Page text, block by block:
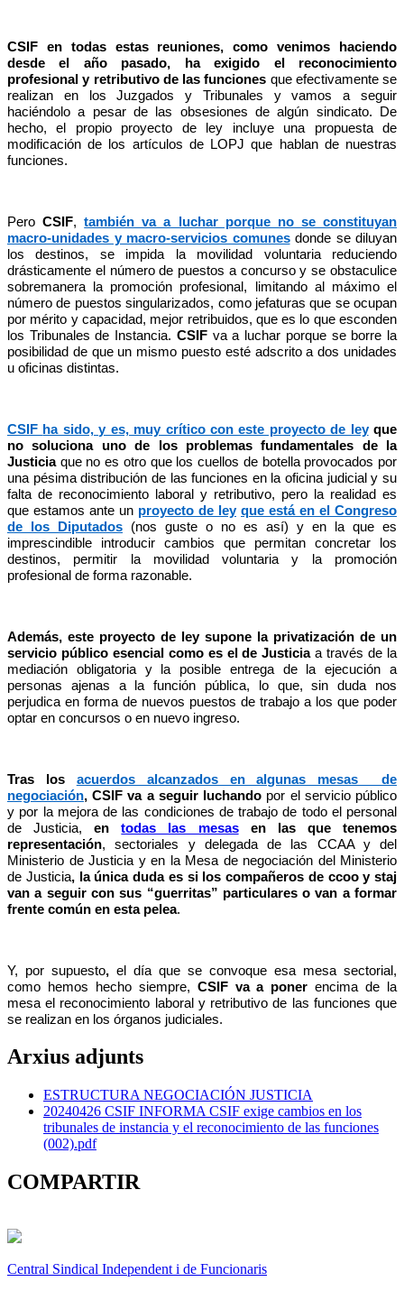
CSIF en todas estas reuniones, como venimos haciendo
desde el año pasado, ha exigido el reconocimiento
profesional y retributivo de las funciones que efectivamente se
realizan en los Juzgados y Tribunales y vamos a seguir
haciéndolo a pesar de las obsesiones de algún sindicato.
De
hecho, el propio proyecto de ley incluye una propuesta de
modificación de los artículos de LOPJ que hablan de nuestras
funciones.
PeroCSIF,también va a luchar porque no se constituyan
macro-unidades y macro-servicios comunesdonde se diluyan
los destinos, se impida la movilidad voluntaria reduciendo
drásticamente el número de puestos a concurso y se obstaculice
sobremanera la promoción profesional, limitando al máximo el
número de puestos singularizados, como jefaturas que se ocupan
por mérito y capacidad, mejor retribuidos, que es lo que esconden
los Tribunales de Instancia. CSIFva a luchar porque se borre la
posibilidad de que un mismo puesto esté adscrito a dos unidades
u oficinas distintas.
CSIF ha sido, y es, muy crítico con este proyecto de leyque
no soluciona uno de los problemas fundamentales de la
Justiciaque no es otro que los cuellos de botella provocados por
una pésima distribución de las funciones en la oficina judicial y su
falta de reconocimiento laboral y retributivo, pero la realidad es
que estamos ante un proyecto de ley que está en el Congreso
de los Diputados (nos guste o no es así) y en la que es
imprescindible introducir cambios que permitan concretar los
destinos, permitir la movilidad voluntaria y la promoción
profesional de forma razonable.
Además, este proyecto de ley supone la privatización de un
servicio público esencial como es el de Justiciaa través de la
mediación obligatoria y la posible entrega de la ejecución a
personas ajenas a la función pública, lo que, sin duda nos
perjudica en forma de nuevos puestos de trabajo a los que poder
optar en concursos o en nuevo ingreso.
Tras los acuerdos alcanzados en algunas mesas de
negociación, CSIF va a seguir luchando por el servicio público
y por la mejora de las condiciones de trabajo de todo el personal
de Justicia, entodas las mesasen las que tenemos
representación, sectoriales y delegada de las CCAA y del
Ministerio de Justicia y en la Mesa de negociación del Ministerio
de Justicia, la única duda es si los compañeros de ccoo y staj
van a seguir con sus “guerritas” particulares o van a formar
frente común en esta pelea.
Y, por supuesto, el día que se convoque esa mesa sectorial,
como hemos hecho siempre, CSIF va a ponerencima de la
mesa el reconocimiento laboral y retributivo de las funciones que
se realizan en los órganos judiciales.
Arxius adjunts
ESTRUCTURA NEGOCIACIÓN JUSTICIA
20240426 CSIF INFORMA CSIF exige cambios en los
tribunales de instancia y el reconocimiento de las funciones
(002).pdf
COMPARTIR
Central Sindical Independent i de Funcionaris